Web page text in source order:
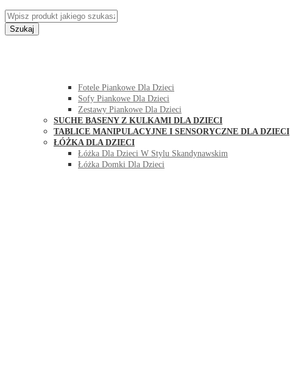
Szukaj
Fotele Piankowe Dla Dzieci
Sofy Piankowe Dla Dzieci
Zestawy Piankowe Dla Dzieci
SUCHE BASENY Z KULKAMI DLA DZIECI
TABLICE MANIPULACYJNE I SENSORYCZNE DLA DZIECI
ŁÓŻKA DLA DZIECI
Łóżka Dla Dzieci W Stylu Skandynawskim
Łóżka Domki Dla Dzieci